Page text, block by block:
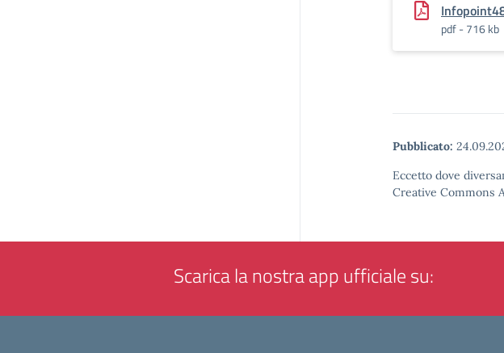
pdf - 716 kb
Pubblicato:
Eccetto dove
Creative Commons
Scarica la nostra app ufficiale su: